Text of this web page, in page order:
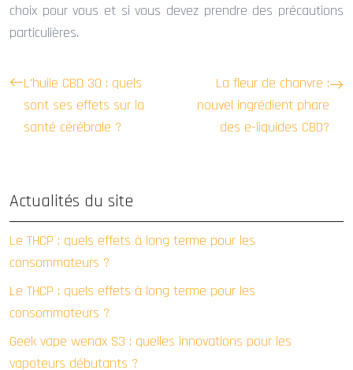
choix pour vous et si vous devez prendre des précautions
particulières.
L’huile CBD 30 : quels
sont ses effets sur la
santé cérébrale ?
La fleur de chanvre :
nouvel ingrédient phare
des e-liquides CBD?
Actualités du site
Le THCP : quels effets à long terme pour les
consommateurs ?
Le THCP : quels effets à long terme pour les
consommateurs ?
Geek vape wenax S3 : quelles innovations pour les
vapoteurs débutants ?